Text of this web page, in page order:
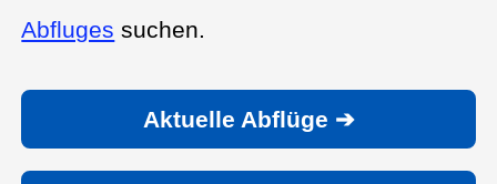
Abfluges suchen.
Aktuelle Abflüge ➔